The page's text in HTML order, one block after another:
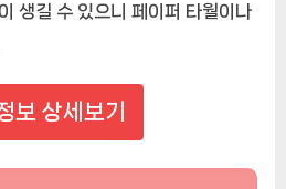
생길 수 있으니 페이퍼 타월이나
보 상세보기